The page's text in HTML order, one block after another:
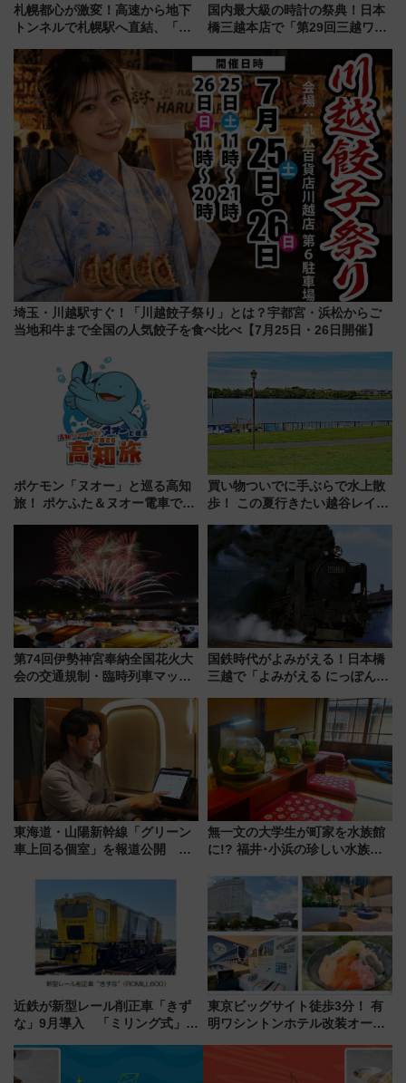
札幌都心が激変！高速から地下
トンネルで札幌駅へ直結、「創
から本格着工、延長4.8km整備
事業の全貌
国内最大級の時計の祭典！日本
橋三越本店で「第29回三越ワー
【2026年8月5日～25日】
埼玉・川越駅すぐ！「川越餃子祭り」とは？宇都宮・浜松からご
当地和牛まで全国の人気餃子を食べ比べ【7月25日・26日開催】
ポケモン「ヌオー」と巡る高知
旅！ ポケふた＆ヌオー電車で楽
路の絶景と絶品グルメを満喫！
（7月18日スタート）
買い物ついでに手ぶらで水上散
歩！ この夏行きたい越谷レイク
ア「LAKESIDE PARK」（埼玉
県越谷市）
第74回伊勢神宮奉納全国花火大
会の交通規制・臨時列車マッ
国鉄時代がよみがえる！日本橋
三越で「よみがえる にっぽんの
敬の名作写真も、駅弁フェスも
同時開催！
東海道・山陽新幹線「グリーン
車上回る個室」を報道公開 プ
無一文の大学生が町家を水族館
に!? 福井･小浜の珍しい水族
作体験、鯖街道の御食国など 小
浜観光レポ 第2弾
近鉄が新型レール削正車「きず
な」9月導入 「ミリング式」採
化！安全性や乗り心地の向上に
貢献するだけでなく、全線区で
東京ビッグサイト徒歩3分！ 有
明ワシントンホテル改装オープ